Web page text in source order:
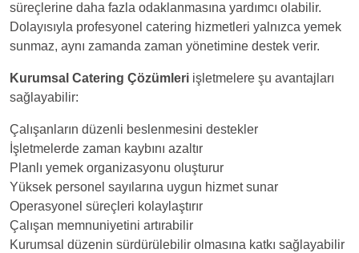
süreçlerine daha fazla odaklanmasına yardımcı olabilir.
Dolayısıyla profesyonel catering hizmetleri yalnızca yemek
sunmaz, aynı zamanda zaman yönetimine destek verir.
Kurumsal Catering Çözümleri işletmelere şu avantajları
sağlayabilir:
Çalışanların düzenli beslenmesini destekler
İşletmelerde zaman kaybını azaltır
Planlı yemek organizasyonu oluşturur
Yüksek personel sayılarına uygun hizmet sunar
Operasyonel süreçleri kolaylaştırır
Çalışan memnuniyetini artırabilir
Kurumsal düzenin sürdürülebilir olmasına katkı sağlayabilir